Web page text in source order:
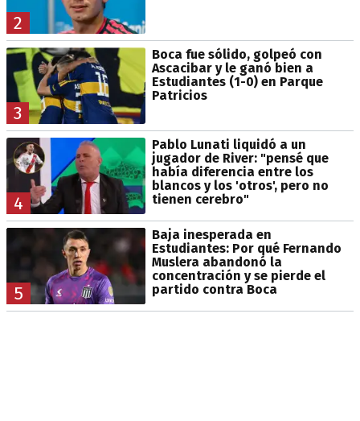
2
3
Boca fue sólido, golpeó con
Ascacibar y le ganó bien a
Estudiantes (1-0) en Parque
Patricios
4
Pablo Lunati liquidó a un
jugador de River: "pensé que
había diferencia entre los
blancos y los 'otros', pero no
tienen cerebro"
5
Baja inesperada en
Estudiantes: Por qué Fernando
Muslera abandonó la
concentración y se pierde el
partido contra Boca